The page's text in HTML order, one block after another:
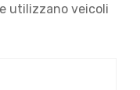
utilizzano veicoli